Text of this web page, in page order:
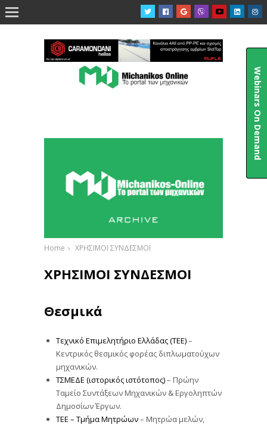

Home ΧΡΗΣΙΜΟΙ ΣΥΝΔΕΣΜΟΙ
ΧΡΗΣΙΜΟΙ ΣΥΝΔΕΣΜΟΙ
Θεσμικά
Τεχνικό Επιμελητήριο Ελλάδας (ΤΕΕ)–
Κεντρικός θεσμικός φορέας διπλωματούχων
μηχανικών.
ΤΣΜΕΔΕ (ιστορικός ιστότοπος)– Πρώην
Ταμείο Συντάξεων Μηχανικών & Εργοληπτών
Δημοσίων Έργων.
ΤΕΕ – Τμήμα Μητρώων– Μητρώα μελών,
Webinars On Demand